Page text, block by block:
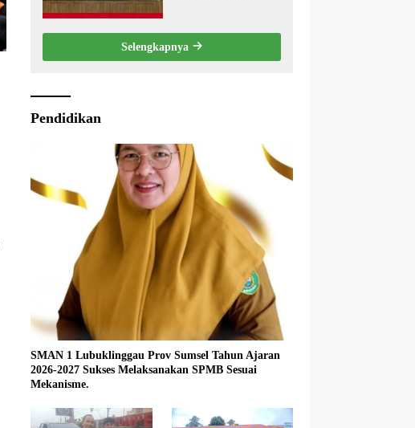
Bupati Musi Rawas
2025
Selengkapnya
Pendidikan
SMAN 1 Lubuklinggau Prov Sumsel Tahun Ajaran
2026-2027 Sukses Melaksanakan SPMB Sesuai
Mekanisme.